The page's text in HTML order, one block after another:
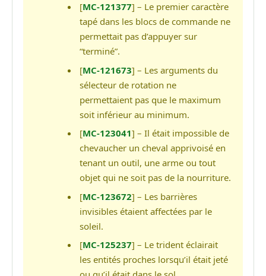
[MC-121377] – Le premier caractère
tapé dans les blocs de commande ne
permettait pas d’appuyer sur
“terminé”.
[MC-121673] – Les arguments du
sélecteur de rotation ne
permettaient pas que le maximum
soit inférieur au minimum.
[MC-123041] – Il était impossible de
chevaucher un cheval apprivoisé en
tenant un outil, une arme ou tout
objet qui ne soit pas de la nourriture.
[MC-123672] – Les barrières
invisibles étaient affectées par le
soleil.
[MC-125237] – Le trident éclairait
les entités proches lorsqu’il était jeté